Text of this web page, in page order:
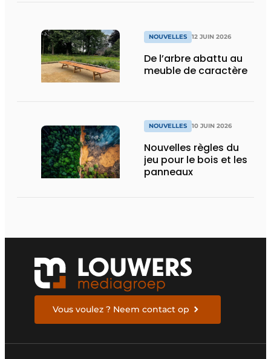
NOUVELLES 12 JUIN 2026
De l’arbre abattu au
meuble de caractère
NOUVELLES 10 JUIN 2026
Nouvelles règles du
jeu pour le bois et les
panneaux
Vous voulez ? Neem contact op